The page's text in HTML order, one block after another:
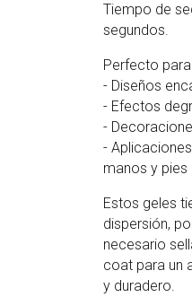
Tiempo de
segundos.
Perfecto
- Diseños
- Efectos
-
-
manos y pies
Estos geles
dispersión,
necesario
coat para un
y duradero.